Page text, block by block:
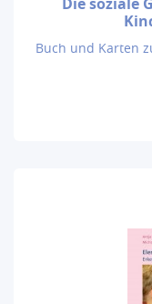
Buch und Karten